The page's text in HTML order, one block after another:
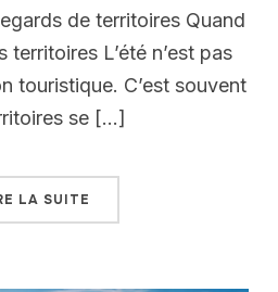
de territoires Quand
territoires L’été n’est pas
touristique. C’est souvent
se […]
LA SUITE